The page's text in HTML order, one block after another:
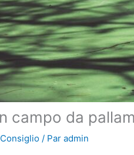
campo da
/ Par admin